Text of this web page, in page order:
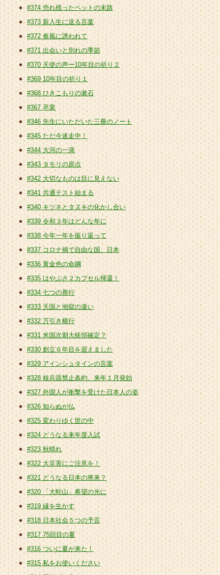
#374 売れ残ったペットの末路
#373 新入生に送る言葉
#372 春風に誘われて
#371 出会いと別れの季節
#370 天使の声ー10年目の祈り２
#369 10年目の祈り１
#368 ひきこもりの漱石
#367 卒業
#346 先生にいただいた三冊のノート
#345 ただ今迷走中！
#344 大河の一滴
#343 タモリの原点
#342 大切なものは目に見えない
#341 共通テスト始まる
#340 キツネとタヌキの化かし合い
#339 令和３年はどんな年に
#338 今年一年を振り返って
#337 コロナ禍で自由な国、日本
#336 黄金色の命綱
#335 はやぶさ２カプセル帰還！
#334 七つの善行
#333 天国と地獄の違い
#332 万引き横行
#331 米国次期大統領確定？
#330 創立６年目を迎えました
#329 アインシュタインの言葉
#328 核兵器禁止条約、来年１月発効
#327 外国人が衝撃を受けた日本人の姿
#326 知らぬが仏
#325 変わりゆく世の中
#324 どうなる来年度入試
#323 秋晴れ
#322 大災害にご注意を！
#321 どうなる日本の将来？
#320 「大蛇山」希望の光に
#319 縁を生かす
#318 日本社会５つの予言
#317 75回目の夏
#316 ついに夏が来た！
#315 私をお使いください